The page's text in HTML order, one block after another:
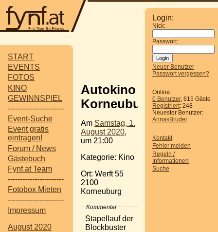
START
EVENTS
FOTOS
KINO
GEWINNSPIEL
-----------------------
Event-Suche
Event gratis
eintragen!
Forum / News
Gästebuch
Fynf.at Team
-----------------------
Fotobox Mieten
-----------------------
Impressum
August 2020
Login:
Nick:
Passwort:
Neuer Benutzer
Passwort vergessen?
Online:
0 Benutzer, 615 Gäste
Registriert: 248
Neuester Benutzer:
AnnasBruder
Kontakt
Fehler melden
Regeln /
Informationen
Suche
Autokino
Korneuburg
Am Samstag, 1.
August 2020,
um 21:00
Kategorie: Kino
Ort: Werft 55
2100
Korneuburg
Kommentar
Stapellauf der
Blockbuster